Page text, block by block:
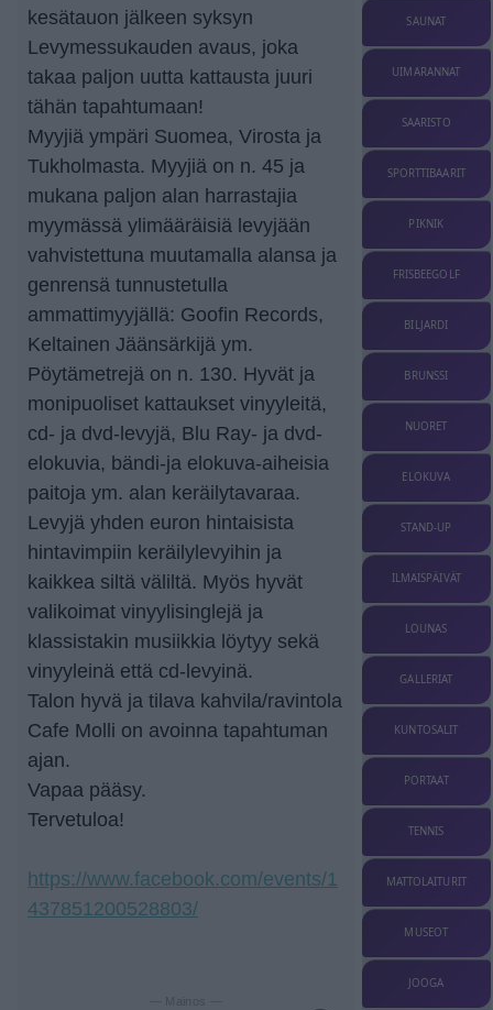
kesätauon jälkeen syksyn
Levymessukauden avaus, joka
takaa paljon uutta kattausta juuri
tähän tapahtumaan!
Myyjiä ympäri Suomea, Virosta ja
Tukholmasta. Myyjiä on n. 45 ja
mukana paljon alan harrastajia
myymässä ylimääräisiä levyjään
vahvistettuna muutamalla alansa ja
genrensä tunnustetulla
ammattimyyjällä: Goofin Records,
Keltainen Jäänsärkijä ym.
Pöytämetrejä on n. 130. Hyvät ja
monipuoliset kattaukset vinyyleitä,
cd- ja dvd-levyjä, Blu Ray- ja dvd-
elokuvia, bändi-ja elokuva-aiheisia
paitoja ym. alan keräilytavaraa.
Levyjä yhden euron hintaisista
hintavimpiin keräilylevyihin ja
kaikkea siltä väliltä. Myös hyvät
valikoimat vinyylisinglejä ja
klassistakin musiikkia löytyy sekä
vinyyleinä että cd-levyinä.
Talon hyvä ja tilava kahvila/ravintola
Cafe Molli on avoinna tapahtuman
ajan.
Vapaa pääsy.
Tervetuloa!
https://www.facebook.com/events/1
437851200528803/
— Mainos —
SAUNAT
UIMARANNAT
SAARISTO
SPORTTIBAARIT
PIKNIK
FRISBEEGOLF
BILJARDI
BRUNSSI
NUORET
ELOKUVA
STAND-UP
ILMAISPÄIVÄT
LOUNAS
GALLERIAT
KUNTOSALIT
PORTAAT
TENNIS
MATTOLAITURIT
MUSEOT
JOOGA